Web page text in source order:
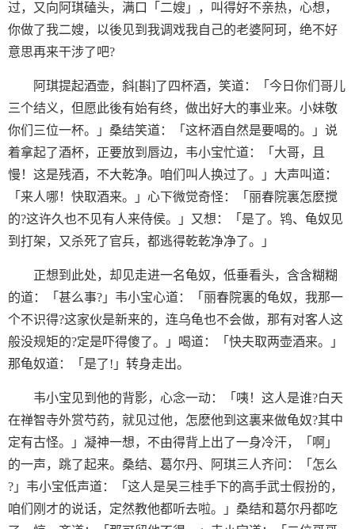
过，又向阿琪磕头，满口「二嫂」，叫得好不亲热，心想，
你做了我二嫂，以後见到我调戏我自己的老婆阿珂，绝不好
意思再来干涉了吧?
阿琪提起酒壶，斜[斟]了四杯酒，笑道：「今日你们哥儿
三个结义，但愿此後有始有终，做出好大的事业来。小妹敬
你们三位一杯。」桑结笑道：「这杯酒自然是要喝的。」说
着拿起了酒杯，正要放到唇边，韦小宝忙道：「大哥，且
慢！这是残酒，不大乾净。咱们叫人换过了。」大声叫道：
「来人哪！快取酒来。」心下微觉奇怪：「丽春院裏怎麽搅
的?这许久也不见有人来侍侯。」又想：「是了。鸨、龟奴见
到打架，又杀死了官兵，都逃得乾乾净净了。」
正想到此处，却见走进一名龟奴，低垂看头，含含糊糊
的道：「甚么事?」韦小宝心道：「丽春院裏的龟奴，我那一
个不识得?这家伙是新来的，连乌龟也不会做，那有对客人这
般没规矩的?定是吓得傻了。」喝道：「快夫取两壶酒来。」
那龟奴道：「是了!」转身走出。
韦小宝见到他的背影，心念一动：「咦！这人是谁?白天
在禅智寺外赏芍药，就见过他，怎麽他到这裏来做龟奴?其中
定有古怪。」凝神一想，不由得背上出了一身冷汗，「啊」
的一声，跳了起来。桑结、葛尔丹、阿琪三人齐问：「怎么
?」韦小宝低声道：「这人是吴三桂手下的高手武士假扮的，
咱们刚才的说话，定然教他都听去啦。」桑结和葛尔丹都吃